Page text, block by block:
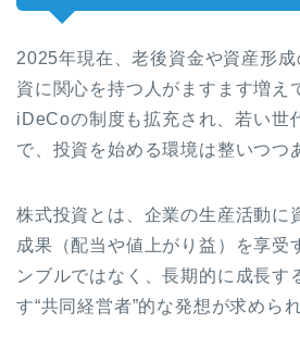
2025年現在、老後資金や資産形
資に関心を持つ人がますます増え
iDeCoの制度も拡充され、若い世
で、投資を始める環境は整いつつ
株式投資とは、企業の生産活動に
成果（配当や値上がり益）を享受
ンブルではなく、長期的に成長す
す“共同経営者”的な発想が求めら